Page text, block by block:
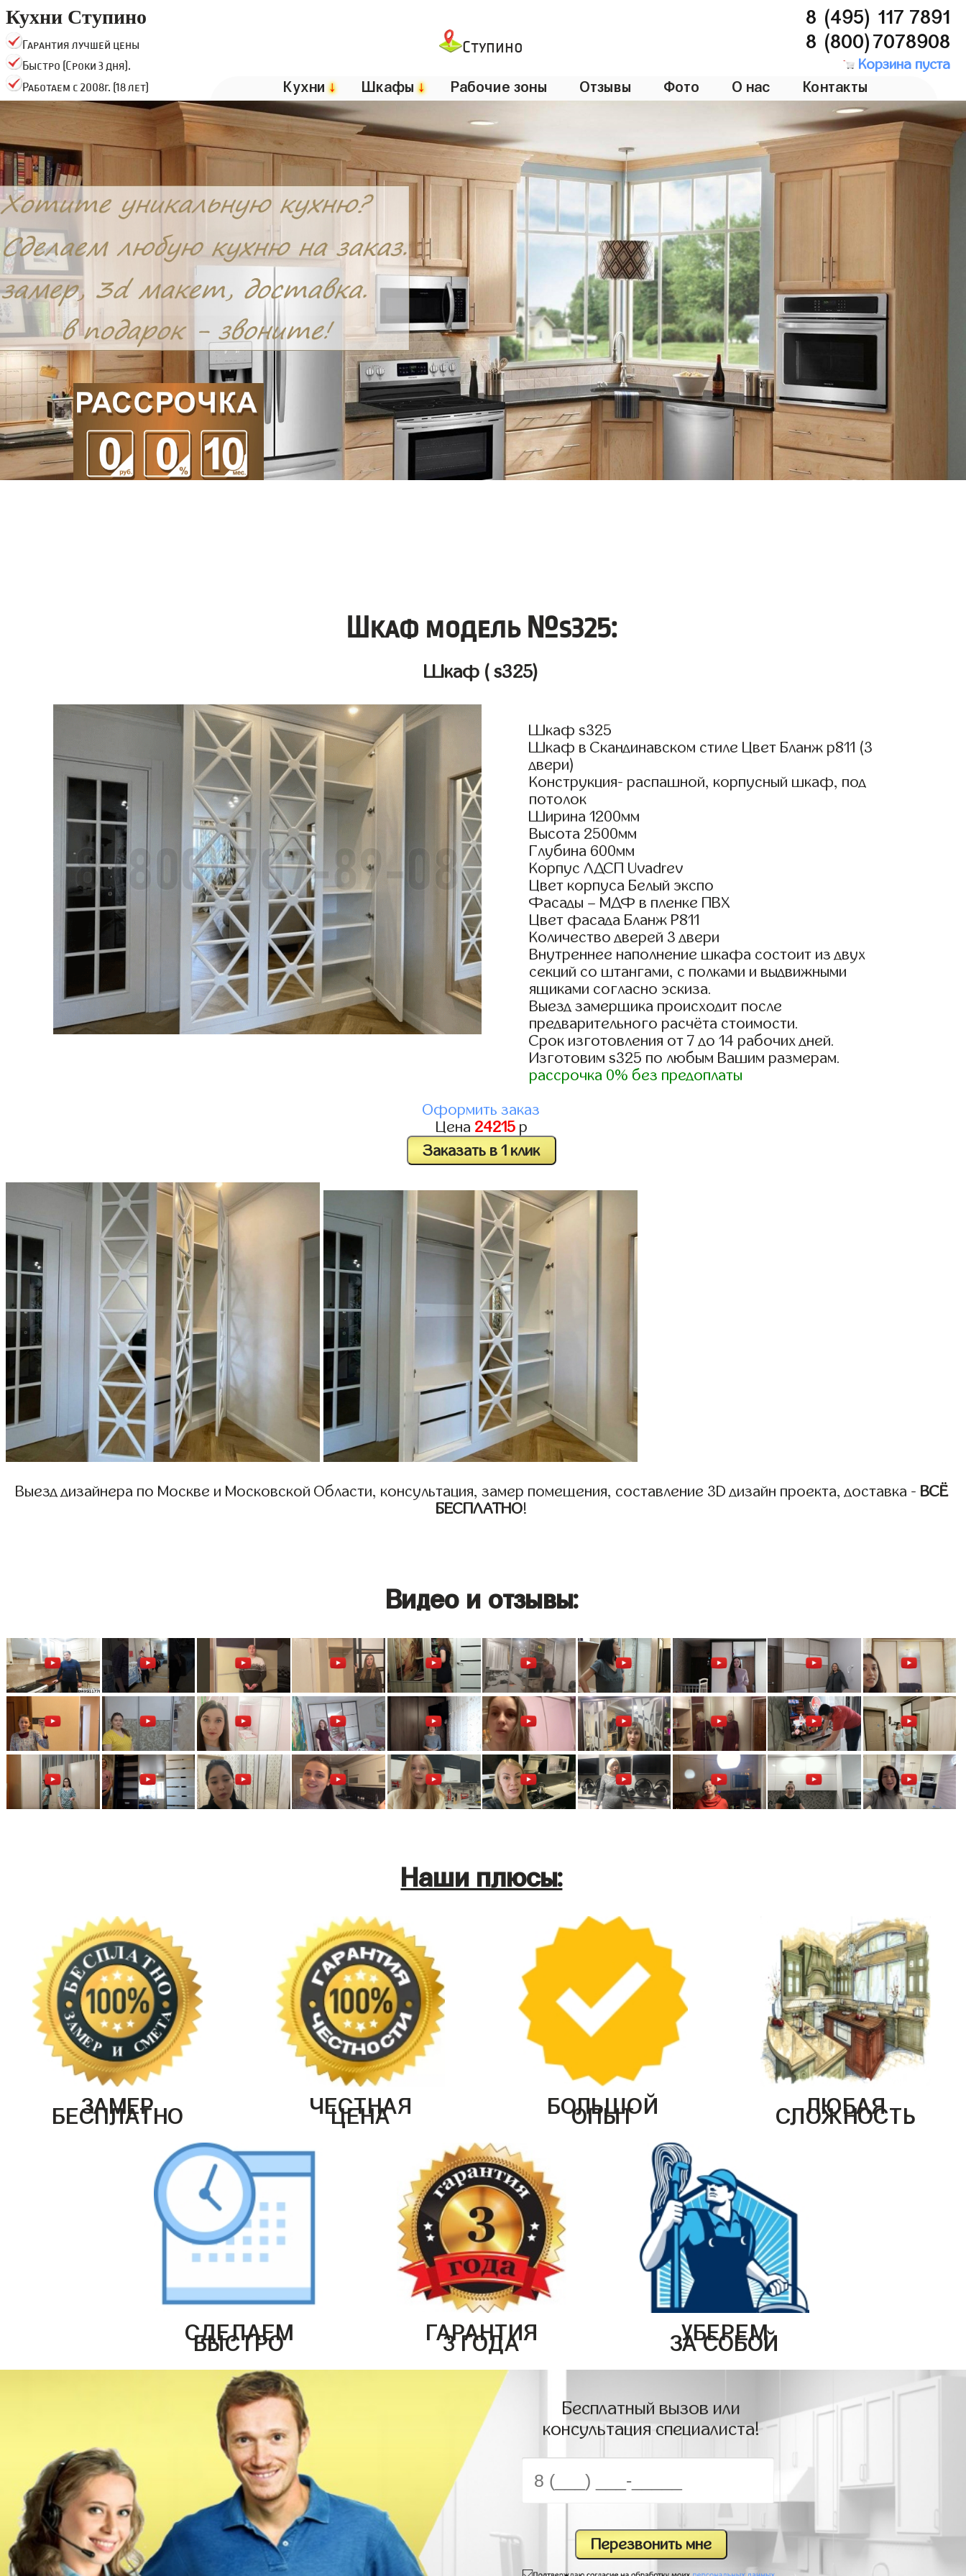
Кухни Ступино
Гарантия лучшей цены
Быстро (Сроки 3 дня).
Работаем с 2008г. (18 лет)
Ступино
8 (495) 117 7891
8 (800)7078908
Корзина пуста
Кухни↓ Шкафы↓ Рабочие зоны Отзывы Фото О нас Контакты
Шкаф модель №s325:
Шкаф ( s325)
Шкаф s325
Шкаф в Скандинавском стиле Цвет Бланж р811 (3
двери)
Конструкция- распашной, корпусный шкаф, под
потолок
Ширина 1200мм
Высота 2500мм
Глубина 600мм
Корпус ЛДСП Uvadrev
Цвет корпуса Белый экспо
Фасады – МДФ в пленке ПВХ
Цвет фасада Бланж Р811
Количество дверей 3 двери
Внутреннее наполнение шкафа состоит из двух
секций со штангами, с полками и выдвижными
ящиками согласно эскиза.
Выезд замерщика происходит после
предварительного расчёта стоимости.
Срок изготовления от 7 до 14 рабочих дней.
Изготовим s325 по любым Вашим размерам.
рассрочка 0% без предоплаты
Оформить заказ
Цена 24215р
Заказать в 1 клик
Выезд дизайнера по Москве и Московской Области, консультация, замер помещения, составление 3D дизайн проекта, доставка - ВСЁ
БЕСПЛАТНО!
Видео и отзывы:
Наши плюсы:
ЗАМЕР
БЕСПЛАТНО ЧЕСТНАЯ
ЦЕНА БОЛЬШОЙ
ОПЫТ ЛЮБАЯ
СЛОЖНОСТЬ
СДЕЛАЕМ
БЫСТРО ГАРАНТИЯ
3 ГОДА УБЕРЕМ
ЗА СОБОЙ
Бесплатный вызов или
консультация специалиста!